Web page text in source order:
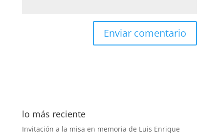
lo más reciente
Invitación a la misa en memoria de Luis Enrique